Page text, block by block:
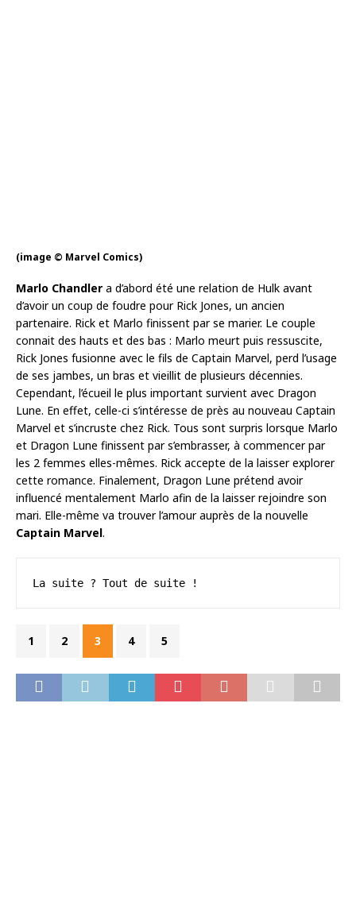
(image © Marvel Comics)
Marlo Chandler a d’abord été une relation de Hulk avant
d’avoir un coup de foudre pour Rick Jones, un ancien
partenaire. Rick et Marlo finissent par se marier. Le couple
connait des hauts et des bas : Marlo meurt puis ressuscite,
Rick Jones fusionne avec le fils de Captain Marvel, perd l’usage
de ses jambes, un bras et vieillit de plusieurs décennies.
Cependant, l’écueil le plus important survient avec Dragon
Lune. En effet, celle-ci s’intéresse de près au nouveau Captain
Marvel et s’incruste chez Rick. Tous sont surpris lorsque Marlo
et Dragon Lune finissent par s’embrasser, à commencer par
les 2 femmes elles-mêmes. Rick accepte de la laisser explorer
cette romance. Finalement, Dragon Lune prétend avoir
influencé mentalement Marlo afin de la laisser rejoindre son
mari. Elle-même va trouver l’amour auprès de la nouvelle
Captain Marvel.
La suite ? Tout de suite !
1 2 3 4 5